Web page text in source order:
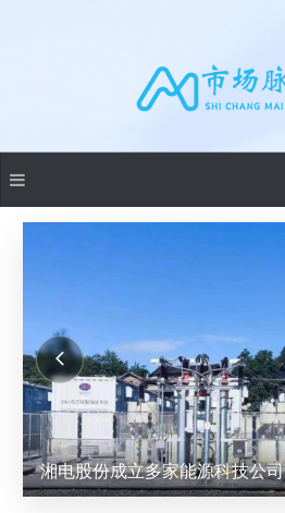
湘电股份成立多家能源科技公司